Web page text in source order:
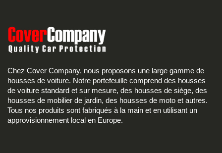
Chez Cover Company, nous proposons une large gamme de
housses de voiture. Notre portefeuille comprend des housses
de voiture standard et sur mesure, des housses de siège, des
housses de mobilier de jardin, des housses de moto et autres.
Tous nos produits sont fabriqués à la main et en utilisant un
approvisionnement local en Europe.